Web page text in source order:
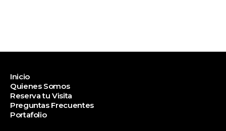
Inicio
Quienes Somos
Reserva tu Visita
Preguntas Frecuentes
Portafolio